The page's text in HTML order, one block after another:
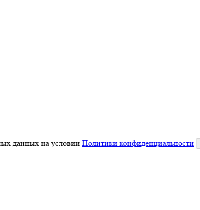
данных на условии Политики конфиденциальности